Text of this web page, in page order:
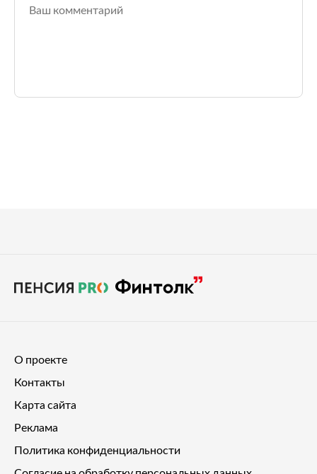
О проекте
Контакты
Карта сайта
Реклама
Политика конфиденциальности